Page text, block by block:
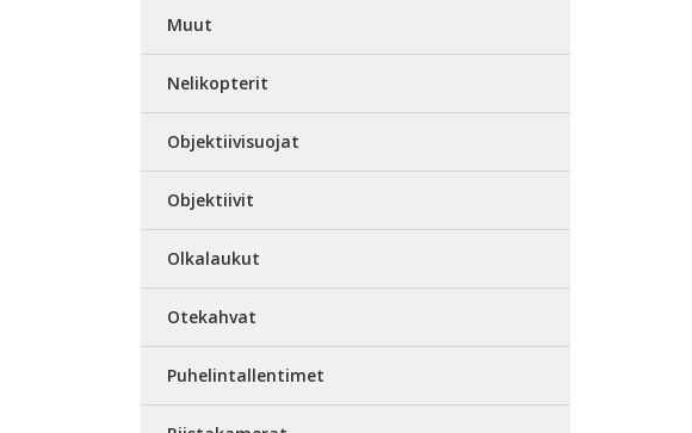
Muut
Nelikopterit
Objektiivisuojat
Objektiivit
Olkalaukut
Otekahvat
Puhelintallentimet